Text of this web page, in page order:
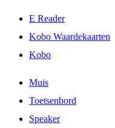
E Reader
Kobo Waardekaarten
Kobo
Muis
Toetsenbord
Speaker